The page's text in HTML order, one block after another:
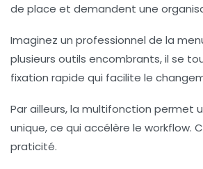
de place et demandent une
Imaginez un professionnel de la
plusieurs outils encombrants, il se
fixation rapide qui facilite le
Par ailleurs, la multifonction permet
unique, ce qui accélère le workflow.
praticité.